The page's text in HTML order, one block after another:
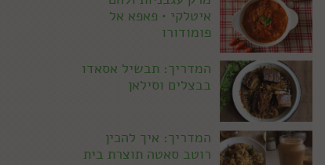
איטלקי • פאפא אל
פומודורו
המדריך: תבשיל אסאדו
בבצלים וסילאן
המדריך: איך להכין
רוטב סאטה תוצרת בית